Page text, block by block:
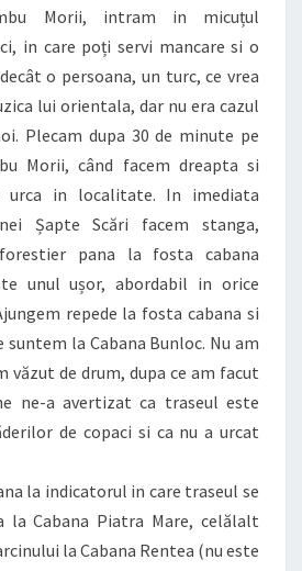
Morii, intram in micuțul
in care poți servi mancare si o
o persoana, un turc, ce vrea
lui orientala, dar nu era cazul
Plecam dupa 30 de minute pe
Morii, când facem dreapta si
urca in localitate. In imediata
Șapte Scări facem stanga,
pana la fosta cabana
unul ușor, abordabil in orice
repede la fosta cabana si
suntem la Cabana Bunloc. Nu am
văzut de drum, dupa ce am facut
ne-a avertizat ca traseul este
de copaci si ca nu a urcat
la indicatorul in care traseul se
la Cabana Piatra Mare, celălalt
la Cabana Rentea (nu este